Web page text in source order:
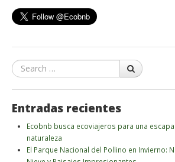
Search
Entradas recientes
Ecobnb busca ecoviajeros para una
naturaleza
El Parque Nacional del Pollino en Invierno: